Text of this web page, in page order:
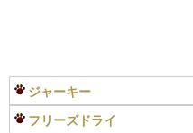
ジャーキー
フリーズドライ